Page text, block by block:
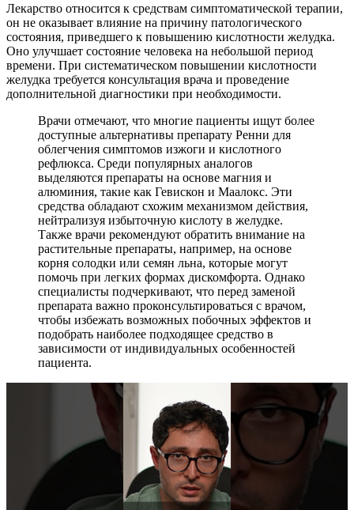
Лекарство относится к средствам симптоматической терапии,
он не оказывает влияние на причину патологического
состояния, приведшего к повышению кислотности желудка.
Оно улучшает состояние человека на небольшой период
времени. При систематическом повышении кислотности
желудка требуется консультация врача и проведение
дополнительной диагностики при необходимости.
Врачи отмечают, что многие пациенты ищут более
доступные альтернативы препарату Ренни для
облегчения симптомов изжоги и кислотного
рефлюкса. Среди популярных аналогов
выделяются препараты на основе магния и
алюминия, такие как Гевискон и Маалокс. Эти
средства обладают схожим механизмом действия,
нейтрализуя избыточную кислоту в желудке.
Также врачи рекомендуют обратить внимание на
растительные препараты, например, на основе
корня солодки или семян льна, которые могут
помочь при легких формах дискомфорта. Однако
специалисты подчеркивают, что перед заменой
препарата важно проконсультироваться с врачом,
чтобы избежать возможных побочных эффектов и
подобрать наиболее подходящее средство в
зависимости от индивидуальных особенностей
пациента.